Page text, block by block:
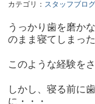
カテゴリ： スタッフブログ
うっかり歯を磨か
のまま寝てしまった
このような経験を
しかし、寝る前に
に・・・